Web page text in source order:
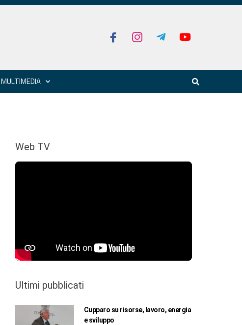
MULTIMEDIA
Web TV
Ultimi pubblicati
Cupparo su risorse, lavoro, energia
e sviluppo